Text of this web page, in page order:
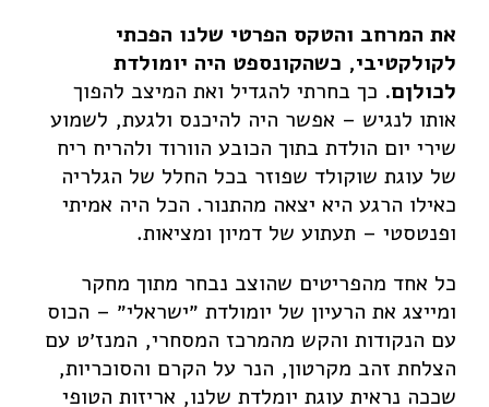
FacebookInstagramYoutube
את המרחב והטקס הפרטי שלנו הפכתי
לקולקטיבי, כשהקונספט היה יומולדת
לכולןם. כך בחרתי להגדיל ואת המיצב להפוך
אותו לנגיש – אפשר היה להיכנס ולגעת, לשמוע
שירי יום הולדת בתוך הכובע הוורוד ולהריח ריח
של עוגת שוקולד שפוזר בכל החלל של הגלריה
כאילו הרגע היא יצאה מהתנור. הכל היה אמיתי
ופנטסטי – תעתוע של דמיון ומציאות.
כל אחד מהפריטים שהוצב נבחר מתוך מחקר
ומייצג את הרעיון של יומולדת ״ישראלי״ – הכוס
עם הנקודות והקש מהמרכז המסחרי, המנז׳ט עם
הצלחת זהב מקרטון, הנר על הקרם והסוכריות,
שככה נראית עוגת יומלדת שלנו, אריזות הטופי